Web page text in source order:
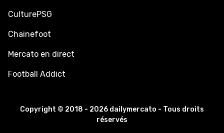
CulturePSG
Chainefoot
Mercato en direct
Football Addict
Copyright © 2018 - 2026 dailymercato - Tous droits
réservés